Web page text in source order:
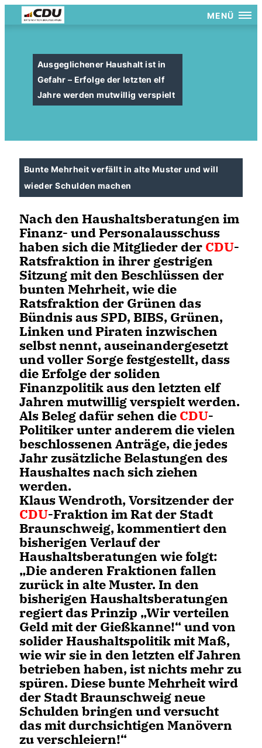
MENÜ
Ausgeglichener Haushalt ist in
Gefahr – Erfolge der letzten elf
Jahre werden mutwillig verspielt
Bunte Mehrheit verfällt in alte Muster und will
wieder Schulden machen
Nach den Haushaltsberatungen im
Finanz- und Personalausschuss
haben sich die Mitglieder der CDU-
Ratsfraktion in ihrer gestrigen
Sitzung mit den Beschlüssen der
bunten Mehrheit, wie die
Ratsfraktion der Grünen das
Bündnis aus SPD, BIBS, Grünen,
Linken und Piraten inzwischen
selbst nennt, auseinandergesetzt
und voller Sorge festgestellt, dass
die Erfolge der soliden
Finanzpolitik aus den letzten elf
Jahren mutwillig verspielt werden.
Als Beleg dafür sehen die CDU-
Politiker unter anderem die vielen
beschlossenen Anträge, die jedes
Jahr zusätzliche Belastungen des
Haushaltes nach sich ziehen
werden.
Klaus Wendroth, Vorsitzender der
CDU-Fraktion im Rat der Stadt
Braunschweig, kommentiert den
bisherigen Verlauf der
Haushaltsberatungen wie folgt:
Die anderen Fraktionen fallen
zurück in alte Muster. In den
bisherigen Haushaltsberatungen
regiert das Prinzip „Wir verteilen
Geld mit der Gießkanne!“ und von
solider Haushaltspolitik mit Maß,
wie wir sie in den letzten elf Jahren
betrieben haben, ist nichts mehr zu
spüren. Diese bunte Mehrheit wird
der Stadt Braunschweig neue
Schulden bringen und versucht
das mit durchsichtigen Manövern
zu verschleiern!“